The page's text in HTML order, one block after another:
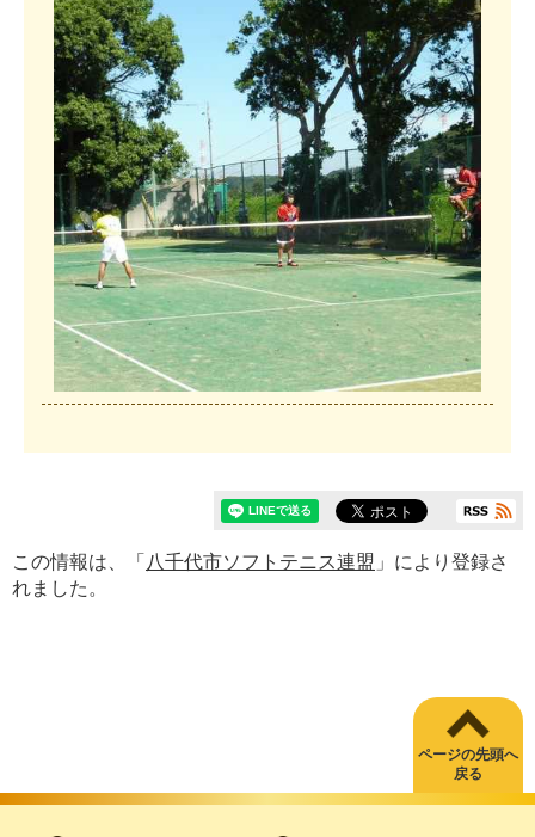
この情報は、「 八千代市ソフトテニス連盟 」により登録さ
れました。
ページの先頭へ
戻る